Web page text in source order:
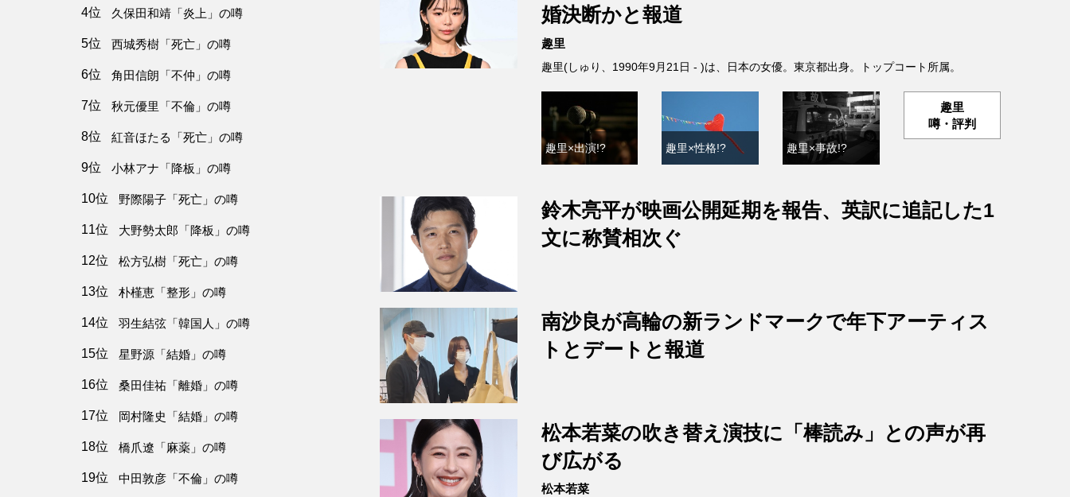
婚決断かと報道
趣里
趣里(しゅり、1990年9月21日 - )は、日本の女優。東京都出身。トップコート所属。
趣里×出演!? 趣里×性格!? 趣里×事故!?
趣里
噂・評判
鈴木亮平が映画公開延期を報告、英訳に追記した1
文に称賛相次ぐ
南沙良が高輪の新ランドマークで年下アーティス
トとデートと報道
松本若菜の吹き替え演技に「棒読み」との声が再
び広がる
松本若菜
4位 久保田和靖「炎上」の噂
5位 西城秀樹「死亡」の噂
6位 角田信朗「不仲」の噂
7位 秋元優里「不倫」の噂
8位 紅音ほたる「死亡」の噂
9位 小林アナ「降板」の噂
10位 野際陽子「死亡」の噂
11位 大野勢太郎「降板」の噂
12位 松方弘樹「死亡」の噂
13位 朴槿恵「整形」の噂
14位 羽生結弦「韓国人」の噂
15位 星野源「結婚」の噂
16位 桑田佳祐「離婚」の噂
17位 岡村隆史「結婚」の噂
18位 橋爪遼「麻薬」の噂
19位 中田敦彦「不倫」の噂